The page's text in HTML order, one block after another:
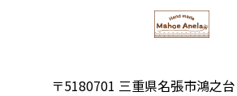
〒5180701 三重県名張市鴻之